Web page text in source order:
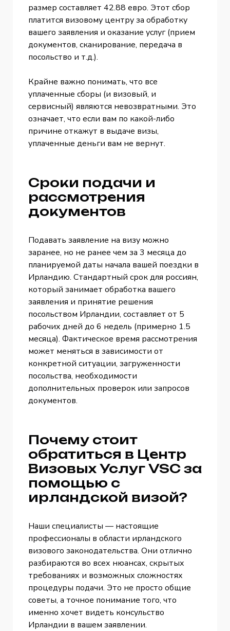
размер составляет 42.88 евро. Этот сбор
платится визовому центру за обработку
вашего заявления и оказание услуг (прием
документов, сканирование, передача в
посольство и т.д.).
Крайне важно понимать, что все
уплаченные сборы (и визовый, и
сервисный) являются невозвратными. Это
означает, что если вам по какой-либо
причине откажут в выдаче визы,
уплаченные деньги вам не вернут.
Сроки подачи и
рассмотрения
документов
Подавать заявление на визу можно
заранее, но не ранее чем за 3 месяца до
планируемой даты начала вашей поездки в
Ирландию. Стандартный срок для россиян,
который занимает обработка вашего
заявления и принятие решения
посольством Ирландии, составляет от 5
рабочих дней до 6 недель (примерно 1.5
месяца). Фактическое время рассмотрения
может меняться в зависимости от
конкретной ситуации, загруженности
посольства, необходимости
дополнительных проверок или запросов
документов.
Почему стоит
обратиться в Центр
Визовых Услуг VSC за
помощью с
ирландской визой?
Наши специалисты — настоящие
профессионалы в области ирландского
визового законодательства. Они отлично
разбираются во всех нюансах, скрытых
требованиях и возможных сложностях
процедуры подачи. Это не просто общие
советы, а точное понимание того, что
именно хочет видеть консульство
Ирландии в вашем заявлении.